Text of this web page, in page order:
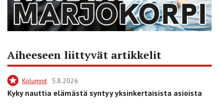
Aiheeseen liittyvät artikkelit
Kolumnit 5.8.2026
Kyky nauttia elämästä syntyy yksinkertaisista asioista